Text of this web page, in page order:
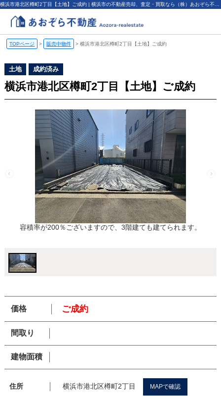
TOPページ > 販売中物件 > 横浜市港北区樽町2丁目【土地】ご成約
土地 成約済み
横浜市港北区樽町2丁目【土地】ご成約
容積率が200％ございますので、3階建ても建てられます。
価格 ご成約
間取り
建物面積
住所 横浜市港北区樽町2丁目 MAPで確認